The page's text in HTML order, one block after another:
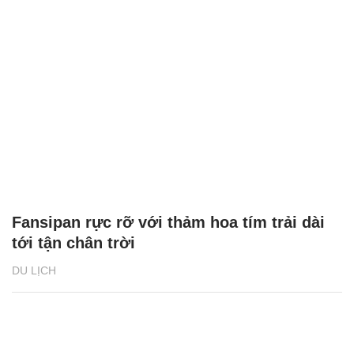
DU LỊCH
Fansipan rực rỡ với thảm hoa tím trải dài
tới tận chân trời